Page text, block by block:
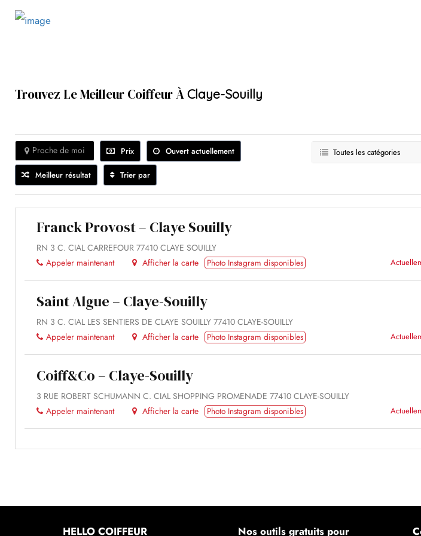
Trouvez Le Meilleur Coiffeur ÀClaye-Souilly
Prix Ouvert actuellement
Proche de moi
Meilleur résultat Trier par
Toutes les catégories
Franck Provost – Claye Souilly
RN 3 C. CIAL CARREFOUR 77410 CLAYE SOUILLY
Appeler maintenant
Afficher la carte Photo Instagram disponibles
Saint Algue – Claye-Souilly
RN 3 C. CIAL LES SENTIERS DE CLAYE SOUILLY 77410 CLAYE-SOUILLY
Appeler maintenant
Afficher la carte Photo Instagram disponibles
Coiff&Co – Claye-Souilly
3 RUE ROBERT SCHUMANN C. CIAL SHOPPING PROMENADE 77410 CLAYE-SOUILLY
Appeler maintenant
Afficher la carte Photo Instagram disponibles
HELLO COIFFEUR Nos outils gratuits pour